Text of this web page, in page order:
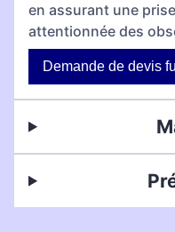
en assurant une
attentionnée des
Demande de devis